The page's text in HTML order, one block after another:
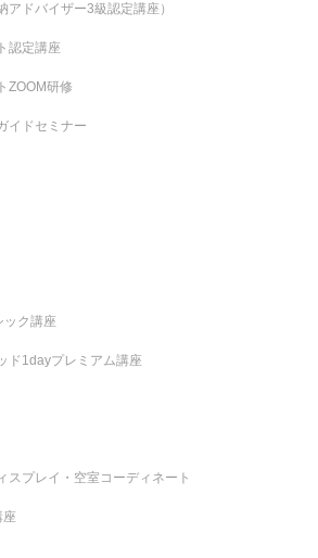
アドバイザー3級認定講座）
認定講座
ZOOM研修
イドセミナー
ック講座
ド1dayプレミアム講座
スプレイ・空室コーディネート
座